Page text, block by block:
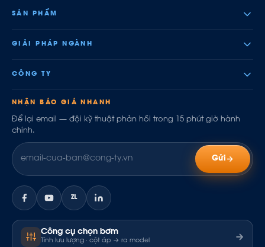
SẢN PHẨM
GIẢI PHÁP NGÀNH
CÔNG TY
NHẬN BÁO GIÁ NHANH
Để lại email — đội kỹ thuật phản hồi trong 15 phút giờ hành
chính.
Gửi
ZL
Công cụ chọn bơm
Tính lưu lượng · cột áp → ra model